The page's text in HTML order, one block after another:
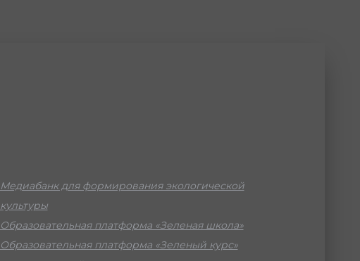
Медиабанк для формирования экологической
культуры
Образовательная платформа «Зеленая школа»
Образовательная платформа «Зеленый курс»